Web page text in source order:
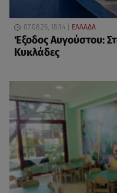
07.08.26, 18:34 ΕΛΛΑΔΑ
Έξοδος Αυγούστου:
Κυκλάδες